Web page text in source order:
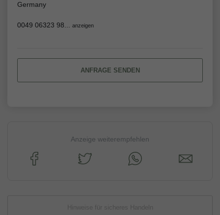
Germany
0049 06323 98... anzeigen
ANFRAGE SENDEN
Anzeige weiterempfehlen
Hinweise für sicheres Handeln